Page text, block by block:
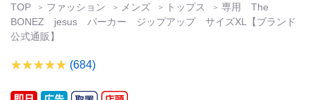
TOP ファッション メンズ トップス
専用 The
BONEZ jesus パーカー ジップアップ サイズXL【ブランド
公式通販】
(684)